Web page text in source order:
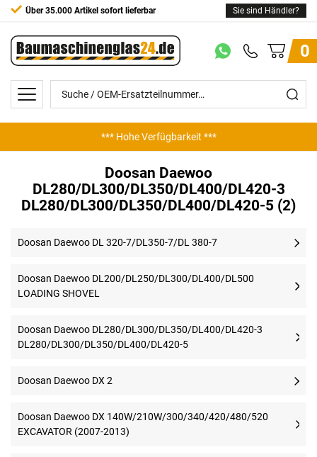
Über 35.000 Artikel sofort lieferbar Sie sind Händler?
0
*** Hohe Verfügbarkeit ***
Doosan Daewoo
DL280/DL300/DL350/DL400/DL420-3
DL280/DL300/DL350/DL400/DL420-5 (2)
Doosan Daewoo DL 320-7/DL350-7/DL 380-7
Doosan Daewoo DL200/DL250/DL300/DL400/DL500
LOADING SHOVEL
Doosan Daewoo DL280/DL300/DL350/DL400/DL420-3
DL280/DL300/DL350/DL400/DL420-5
Doosan Daewoo DX 2
Doosan Daewoo DX 140W/210W/300/340/420/480/520
EXCAVATOR (2007-2013)